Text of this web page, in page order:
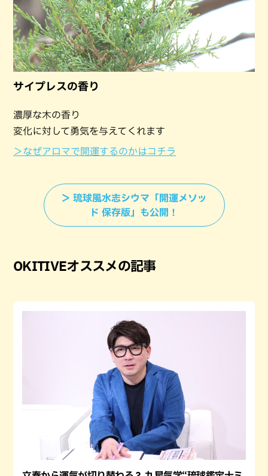
サイプレスの香り
濃厚な木の香り
変化に対して勇気を与えてくれます
＞なぜアロマで開運するのかはコチラ
＞ 琉球風水志シウマ「開運メソッ
ド 保存版」も公開！
OKITIVEオススメの記事